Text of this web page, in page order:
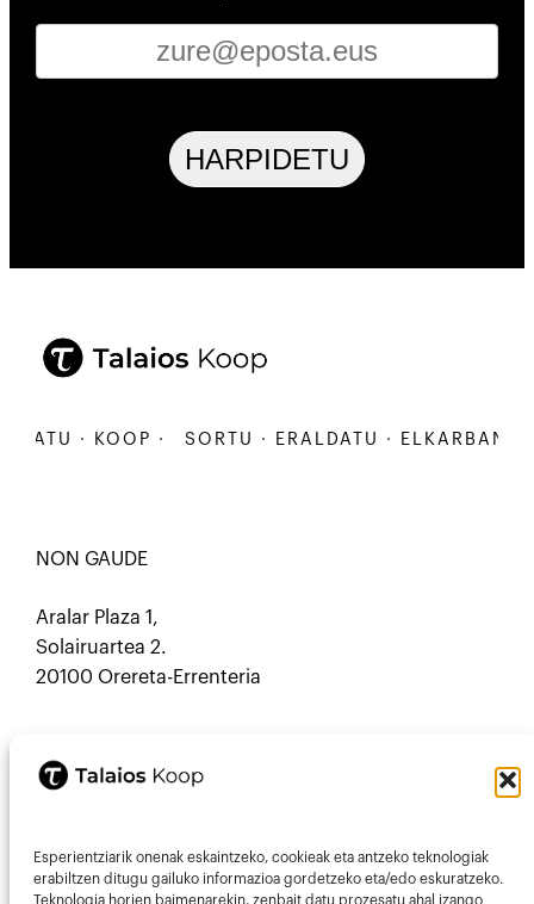
Esperientziarik onenak eskaintzeko, cookieak eta antzeko teknologiak
erabiltzen ditugu gailuko informazioa gordetzeko eta/edo eskuratzeko.
Teknologia horien baimenarekin, zenbait datu prozesatu ahal izango
HARPIDETU
· KOOP · SORTU · ERALDATU · ELKARBANATU ·
NON GAUDE
Aralar Plaza 1,
Solairuartea 2.
20100 Orereta-Errenteria
Mastodon Mail